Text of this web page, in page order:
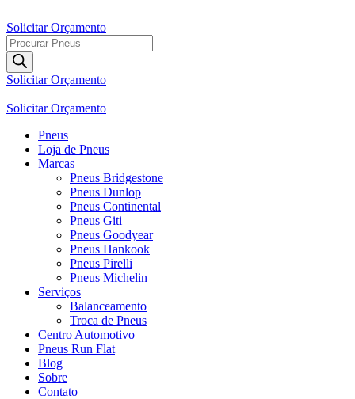
para
o
conteúdo
Solicitar Orçamento
Pesquisar
produtos
Solicitar Orçamento
Solicitar Orçamento
Pneus
Loja de Pneus
Marcas
Pneus Bridgestone
Pneus Dunlop
Pneus Continental
Pneus Giti
Pneus Goodyear
Pneus Hankook
Pneus Pirelli
Pneus Michelin
Serviços
Balanceamento
Troca de Pneus
Centro Automotivo
Pneus Run Flat
Blog
Sobre
Contato